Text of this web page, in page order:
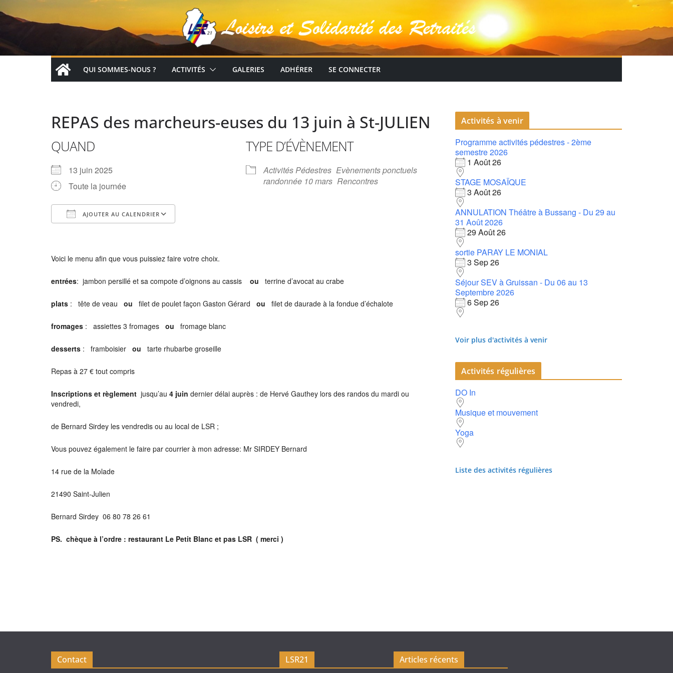
QUI SOMMES-NOUS ? ACTIVITÉS GALERIES ADHÉRER SE CONNECTER
REPAS des marcheurs-euses du 13 juin à St-JULIEN
QUAND
13 juin 2025
Toute la journée
AJOUTER AU CALENDRIER
TYPE D’ÉVÈNEMENT
Activités Pédestres Evènements ponctuels
randonnée 10 mars Rencontres
Voici le menu afin que vous puissiez faire votre choix.
entrées: jambon persillé et sa compote d’oignons au cassis ou terrine d’avocat au crabe
plats : tête de veau ou filet de poulet façon Gaston Gérard ou filet de daurade à la fondue d’échalote
fromages : assiettes 3 fromages ou fromage blanc
desserts : framboisier ou tarte rhubarbe groseille
Repas à 27 € tout compris
Inscriptions et règlement jusqu’au 4 juin dernier délai auprès : de Hervé Gauthey lors des randos du mardi ou
vendredi,
de Bernard Sirdey les vendredis ou au local de LSR ;
Vous pouvez également le faire par courrier à mon adresse: Mr SIRDEY Bernard
14 rue de la Molade
21490 Saint-Julien
Bernard Sirdey 06 80 78 26 61
PS. chèque à l’ordre : restaurant Le Petit Blanc et pas LSR ( merci )
Activités à venir
Programme activités pédestres - 2ème
semestre 2026
1 Août 26
STAGE MOSAÏQUE
3 Août 26
ANNULATION Théâtre à Bussang - Du 29 au
31 Août 2026
29 Août 26
sortie PARAY LE MONIAL
3 Sep 26
Séjour SEV à Gruissan - Du 06 au 13
Septembre 2026
6 Sep 26
Voir plus d'activités à venir
Activités régulières
DO In
Musique et mouvement
Yoga
Liste des activités régulières
Contact LSR21 Articles récents